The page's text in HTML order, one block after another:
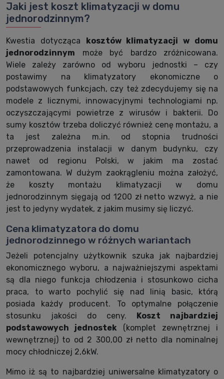
Jaki jest koszt klimatyzacji w domu
jednorodzinnym?
Kwestia dotycząca kosztów klimatyzacji w domu
jednorodzinnym może być bardzo zróżnicowana.
Wiele zależy zarówno od wyboru jednostki – czy
postawimy na klimatyzatory ekonomiczne o
podstawowych funkcjach, czy też zdecydujemy się na
modele z licznymi, innowacyjnymi technologiami np.
oczyszczającymi powietrze z wirusów i bakterii. Do
sumy kosztów trzeba doliczyć również cenę montażu, a
ta jest zależna m.in. od stopnia trudności
przeprowadzenia instalacji w danym budynku, czy
nawet od regionu Polski, w jakim ma zostać
zamontowana. W dużym zaokrągleniu można założyć,
że koszty montażu klimatyzacji w domu
jednorodzinnym sięgają od 1200 zł netto wzwyż, a nie
jest to jedyny wydatek, z jakim musimy się liczyć.
Cena klimatyzatora do domu
jednorodzinnego w różnych wariantach
Jeżeli potencjalny użytkownik szuka jak najbardziej
ekonomicznego wyboru, a najważniejszymi aspektami
są dla niego funkcja chłodzenia i stosunkowo cicha
praca, to warto pochylić się nad linią basic, którą
posiada każdy producent. To optymalne połączenie
stosunku jakości do ceny. Koszt najbardziej
podstawowych jednostek (komplet zewnętrznej i
wewnętrznej) to od 2 300,00 zł netto dla nominalnej
mocy chłodniczej 2,6kW.
Mimo iż są to najbardziej uniwersalne klimatyzatory o